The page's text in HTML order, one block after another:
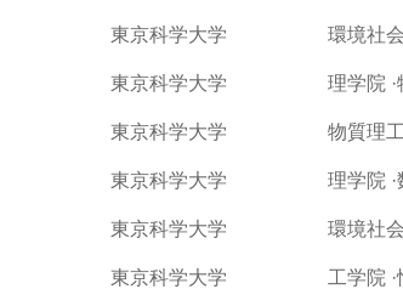
東京科学大学 環境社
東京科学大学 理学院 ·
東京科学大学 物質理
東京科学大学 理学院 ·
東京科学大学 環境社
東京科学大学 工学院